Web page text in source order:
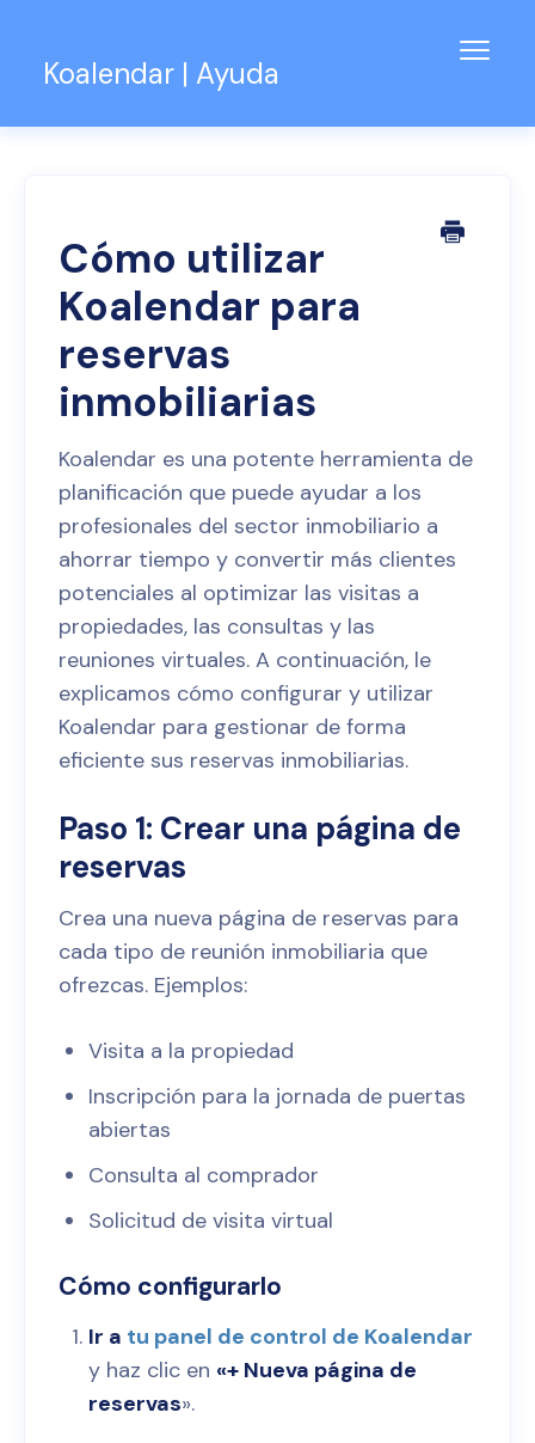
Koalendar | Ayuda
Contacto
Cómo utilizar
Koalendar para
reservas
inmobiliarias
Koalendar es una potente herramienta de
planificación que puede ayudar a los
profesionales del sector inmobiliario a
ahorrar tiempo y convertir más clientes
potenciales al optimizar las visitas a
propiedades, las consultas y las
reuniones virtuales. A continuación, le
explicamos cómo configurar y utilizar
Koalendar para gestionar de forma
eficiente sus reservas inmobiliarias.
Paso 1: Crear una página de
reservas
Crea una nueva página de reservas para
cada tipo de reunión inmobiliaria que
ofrezcas. Ejemplos:
Visita a la propiedad
Inscripción para la jornada de puertas
abiertas
Consulta al comprador
Solicitud de visita virtual
Cómo configurarlo
Ir a tu panel de control de Koalendar
y haz clic en «+ Nueva página de
reservas».